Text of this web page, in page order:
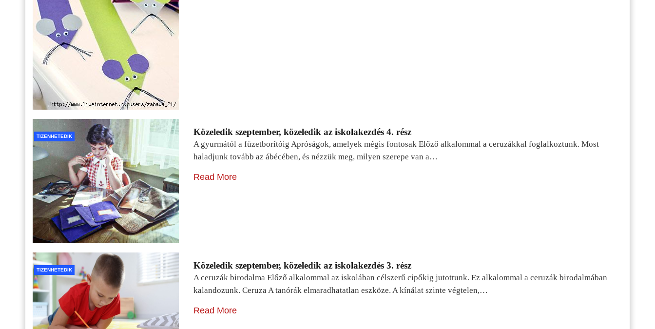
TIZENHETEDIK Közeledik szeptember, közeledik az iskolakezdés 4. rész
A gyurmától a füzetborítóig Apróságok, amelyek mégis fontosak Előző alkalommal a ceruzákkal foglalkoztunk. Most
haladjunk tovább az ábécében, és nézzük meg, milyen szerepe van a…
Read More
TIZENHETEDIK Közeledik szeptember, közeledik az iskolakezdés 3. rész
A ceruzák birodalma Előző alkalommal az iskolában célszerű cipőkig jutottunk. Ez alkalommal a ceruzák birodalmában
kalandozunk. Ceruza A tanórák elmaradhatatlan eszköze. A kínálat szinte végtelen,…
Read More